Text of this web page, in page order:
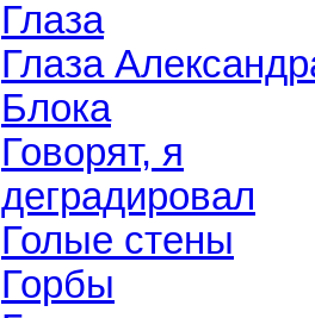
Глаза
Глаза
Блока
Говорят, я
деградировал
Голые стены
Горбы